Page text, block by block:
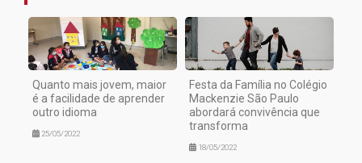
Quanto mais jovem, maior
é a facilidade de aprender
outro idioma
25/05/2022
Festa da Família no Colégio
Mackenzie São Paulo
abordará convivência que
transforma
18/05/2022